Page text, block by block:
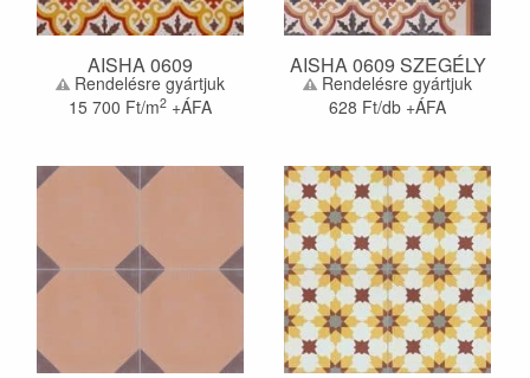
AISHA 0609
Rendelésre gyártjuk
15 700 Ft/m2 +ÁFA
AISHA 0609 SZEGÉLY
Rendelésre gyártjuk
628 Ft/db +ÁFA